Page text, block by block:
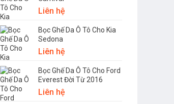
Liên hệ
Bọc Ghế Da Ô Tô Cho Kia
Sedona
Liên hệ
Bọc Ghế Da Ô Tô Cho Ford
Everest Đời Từ 2016
Liên hệ